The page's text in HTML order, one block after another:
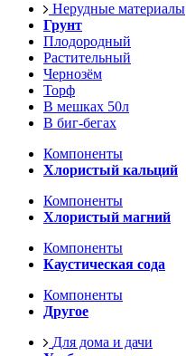
Нерудные материалы
Грунт
Плодородный
Растительный
Чернозём
Торф
В мешках 50л
В биг-бегах
Компоненты
Хлористый кальций
Компоненты
Хлористый магний
Компоненты
Каустическая сода
Компоненты
Другое
Для дома и дачи